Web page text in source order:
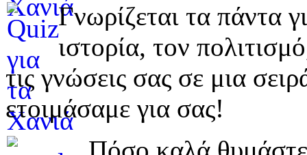
Γνωρίζεται τα πάντα
ιστορία, τον
τις γνώσεις σας σε μια
ετοιμάσαμε για σας!